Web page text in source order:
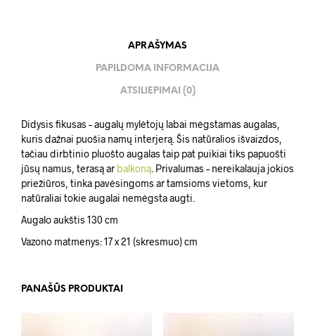
APRAŠYMAS
PAPILDOMA INFORMACIJA
ATSILIEPIMAI (0)
Didysis fikusas – augalų mylėtojų labai mėgstamas augalas,
kuris dažnai puošia namų interjerą. Šis natūralios išvaizdos,
tačiau dirbtinio pluošto augalas taip pat puikiai tiks papuošti
jūsų namus, terasą ar balkoną. Privalumas – nereikalauja jokios
priežiūros, tinka pavėsingoms ar tamsioms vietoms, kur
natūraliai tokie augalai nemėgsta augti.
Augalo aukštis 130 cm
Vazono matmenys: 17 x 21 (skresmuo) cm
PANAŠŪS PRODUKTAI